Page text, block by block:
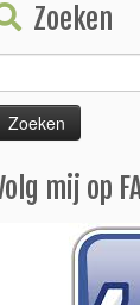
Zoeken
mij op